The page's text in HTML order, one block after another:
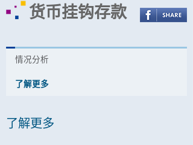
货币挂钩存款
情况分析
了解更多
了解更多